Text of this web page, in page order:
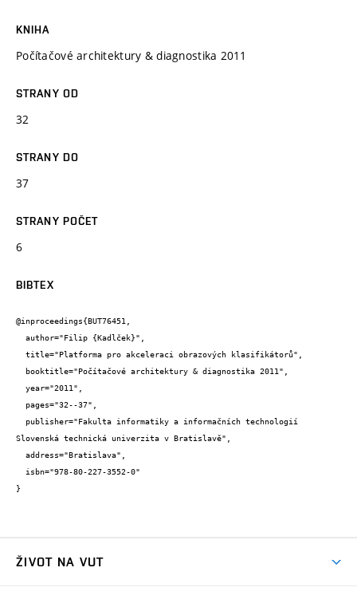
KNIHA
Počítačové architektury & diagnostika 2011
STRANY OD
32
STRANY DO
37
STRANY POČET
6
BIBTEX
@inproceedings{BUT76451,
Slovenská technická univerzita v Bratislavě",
}
ŽIVOT NA VUT